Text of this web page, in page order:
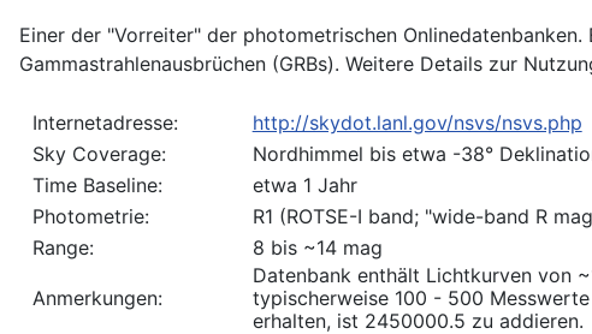
Einer der "Vorreiter" der photometrischen
Gammastrahlenausbrüchen (GRBs). Weitere Details zur
Internetadresse:
http://skydot.lanl.gov/nsvs/nsvs.php
Sky Coverage:
Nordhimmel bis etwa -38°
Time Baseline:
etwa 1 Jahr
Photometrie:
R1 (ROTSE-I band; "wide-band R
Range:
8 bis ~14 mag
Anmerkungen:
Datenbank enthält Lichtkurven von
typischerweise 100 - 500
erhalten, ist 2450000.5 zu addieren.